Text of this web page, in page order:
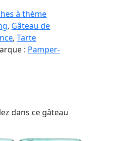
à thème
, Gâteau de
,Tarte
: Pamper-
dans ce gâteau